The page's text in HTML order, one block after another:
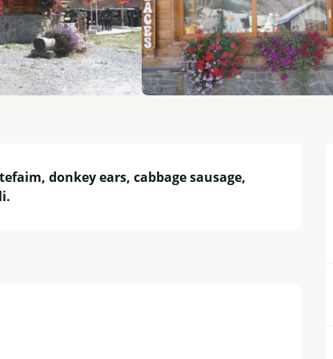
donkey ears, cabbage sausage,